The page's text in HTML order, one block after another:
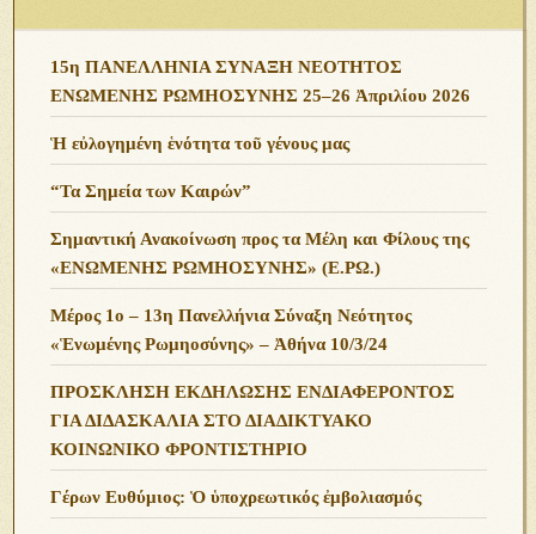
15η ΠΑΝΕΛΛΗΝΙΑ ΣΥΝΑΞΗ ΝΕΟΤΗΤΟΣ
ΕΝΩΜΕΝΗΣ ΡΩΜΗΟΣΥΝΗΣ 25–26 Ἀπριλίου 2026
Ἡ εὐλογημένη ἑνότητα τοῦ γένους μας
“Τα Σημεία των Καιρών”
Σημαντική Ανακοίνωση προς τα Μέλη και Φίλους της
«ΕΝΩΜΕΝΗΣ ΡΩΜΗΟΣΥΝΗΣ» (Ε.ΡΩ.)
Μέρος 1ο – 13η Πανελλήνια Σύναξη Νεότητος
«Ἑνωμένης Ρωμηοσύνης» – Ἀθήνα 10/3/24
ΠΡΟΣΚΛΗΣΗ ΕΚΔΗΛΩΣΗΣ ΕΝΔΙΑΦΕΡΟΝΤΟΣ
ΓΙΑ ΔΙΔΑΣΚΑΛΙΑ ΣΤΟ ΔΙΑΔΙΚΤΥΑΚΟ
ΚΟΙΝΩΝΙΚΟ ΦΡΟΝΤΙΣΤΗΡΙΟ
Γέρων Ευθύμιος: Ὁ ὑποχρεωτικός ἐμβολιασμός